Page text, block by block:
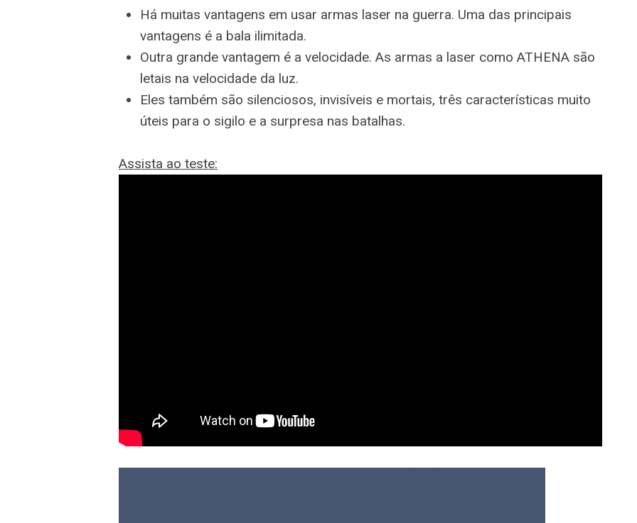
Há muitas vantagens em usar armas laser na guerra. Uma das principais
vantagens é a bala ilimitada.
Outra grande vantagem é a velocidade. As armas a laser como ATHENA são
letais na velocidade da luz.
Eles também são silenciosos, invisíveis e mortais, três características muito
úteis para o sigilo e a surpresa nas batalhas.
Assista ao teste: